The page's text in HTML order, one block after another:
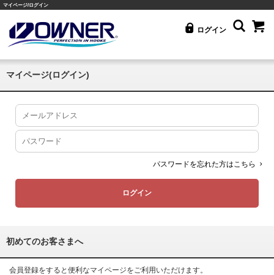
マイページ/ログイン
ログイン
マイページ(ログイン)
パスワードを忘れた方はこちら
初めてのお客さまへ
会員登録をすると便利なマイページをご利用いただけます。